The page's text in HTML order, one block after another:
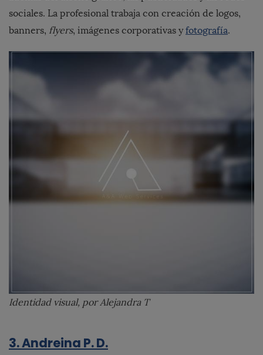
sociales. La profesional trabaja con creación de logos,
banners, flyers, imágenes corporativas yfotografía.
Identidad visual, por Alejandra T
3. Andreina P. D.